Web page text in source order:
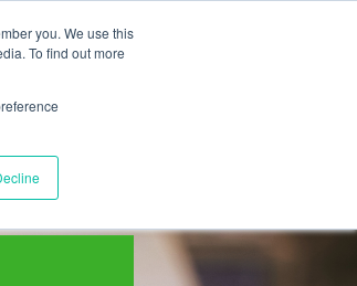
you. We use this
To find out more